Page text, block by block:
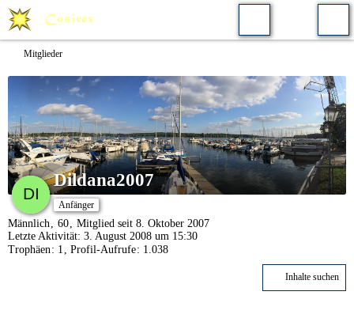
Mitglieder
Dildana2007
Anfänger
Männlich 60
Mitglied seit 8. Oktober 2007
Letzte Aktivität: 3. August 2008 um 15:30
Trophäen
1 Profil-Aufrufe 1.038
Inhalte suchen